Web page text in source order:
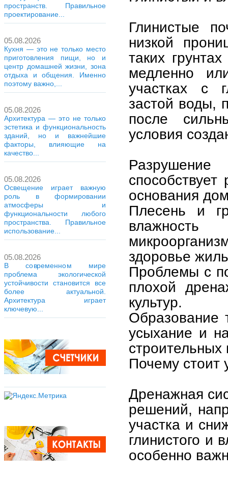
пространств. Правильное
проектирование...
05.08.2026
Кухня — это не только место
приготовления пищи, но и
центр домашней жизни, зона
отдыха и общения. Именно
поэтому важно,...
05.08.2026
Архитектура — это не только
эстетика и функциональность
зданий, но и важнейшие
факторы, влияющие на
качество...
05.08.2026
Освещение играет важную
роль в формировании
атмосферы и
функциональности любого
пространства. Правильное
использование...
05.08.2026
В современном мире
проблема экологической
устойчивости становится все
более актуальной.
Архитектура играет
ключевую...
Глинистые
низкой
таких
медленно
участках с
застой воды,
после
условия
Разрушение
основания
Плесень и
влажность
здоровье
Проблемы с
плохой
культур.
усыхание и
строительных
Почему стоит
Дренажная
решений,
участка и
глинистого и
особенно